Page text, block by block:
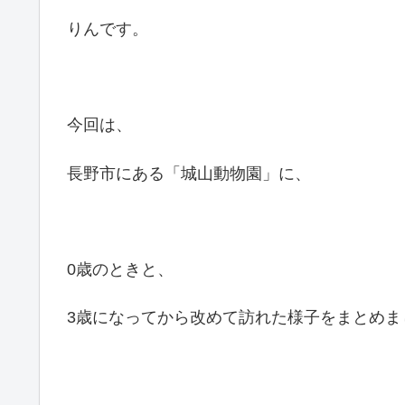
りんです。
今回は、
長野市にある「城山動物園」に、
0歳のときと、
3歳になってから改めて訪れた様子をまとめ